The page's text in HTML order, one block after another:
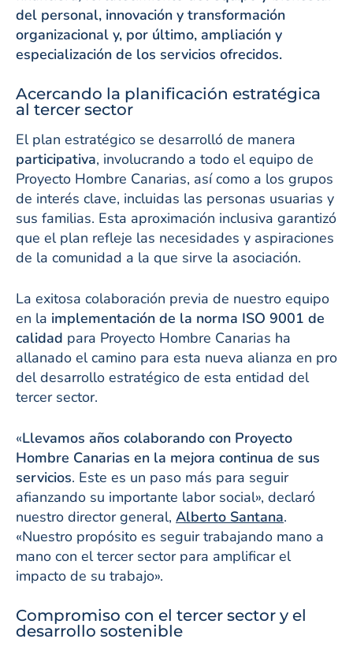
del personal, innovación y transformación
organizacional y, por último, ampliación y
especialización de los servicios ofrecidos.
Acercando la planificación estratégica
al tercer sector
El plan estratégico se desarrolló de manera
participativa, involucrando a todo el equipo de
Proyecto Hombre Canarias, así como a los grupos
de interés clave, incluidas las personas usuarias y
sus familias. Esta aproximación inclusiva garantizó
que el plan refleje las necesidades y aspiraciones
de la comunidad a la que sirve la asociación.
La exitosa colaboración previa de nuestro equipo
en la implementación de la norma ISO 9001 de
calidad para Proyecto Hombre Canarias ha
allanado el camino para esta nueva alianza en pro
del desarrollo estratégico de esta entidad del
tercer sector.
«Llevamos años colaborando con Proyecto
Hombre Canarias en la mejora continua de sus
servicios. Este es un paso más para seguir
afianzando su importante labor social», declaró
nuestro director general, Alberto Santana.
«Nuestro propósito es seguir trabajando mano a
mano con el tercer sector para amplificar el
impacto de su trabajo».
Compromiso con el tercer sector y el
desarrollo sostenible